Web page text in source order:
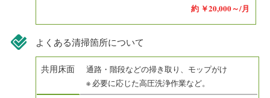
約 ￥20,000～/月
よくある清掃箇所について
共用床面
通路・階段などの掃き取り、モップがけ
※ 必要に応じた高圧洗浄作業など。